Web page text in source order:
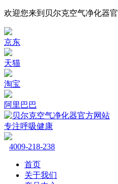
欢迎您来到贝尔克空气净化器官
京东
天猫
淘宝
阿里巴巴
专注呼吸健康
4009-218-238
首页
关于我们